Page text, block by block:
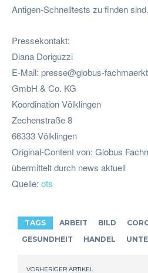
Antigen-Schnelltests zu finden sind.
Pressekontakt:
Diana Doriguzzi
E-Mail: presse@globus-
GmbH & Co. KG
Koordination Völklingen
Zechenstraße 8
66333 Völklingen
Original-Content von: Globus
übermittelt durch news aktuell
Quelle: ots
TAGS ARBEIT BILD
GESUNDHEIT
HANDEL
VORHERIGER ARTIKEL